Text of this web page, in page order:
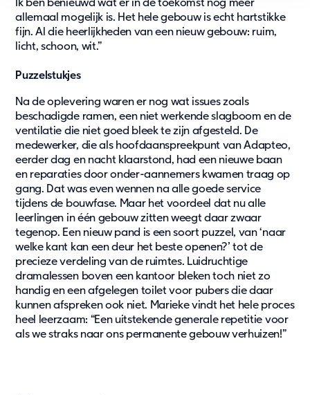
Ik ben benieuwd wat er in de toekomst nog meer
allemaal mogelijk is. Het hele gebouw is echt hartstikke
fijn. Al die heerlijkheden van een nieuw gebouw: ruim,
licht, schoon, wit.”
Puzzelstukjes
Na de oplevering waren er nog wat issues zoals
beschadigde ramen, een niet werkende slagboom en de
ventilatie die niet goed bleek te zijn afgesteld. De
medewerker, die als hoofdaanspreekpunt van Adapteo,
eerder dag en nacht klaarstond, had een nieuwe baan
en reparaties door onder-aannemers kwamen traag op
gang. Dat was even wennen na alle goede service
tijdens de bouwfase. Maar het voordeel dat nu alle
leerlingen in één gebouw zitten weegt daar zwaar
tegenop. Een nieuw pand is een soort puzzel, van ‘naar
welke kant kan een deur het beste openen?’ tot de
precieze verdeling van de ruimtes. Luidruchtige
dramalessen boven een kantoor bleken toch niet zo
handig en een afgelegen toilet voor pubers die daar
kunnen afspreken ook niet. Marieke vindt het hele proces
heel leerzaam: “Een uitstekende generale repetitie voor
als we straks naar ons permanente gebouw verhuizen!”